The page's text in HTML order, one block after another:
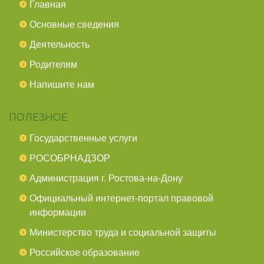
Главная
Основные сведения
Деятельность
Родителям
Напишите нам
ПОЛЕЗНОЕ
Государственные услуги
РОСОБРНАДЗОР
Администрация г. Ростова-на-Дону
Официальный интернет-портал правовой
информации
Министерство труда и социальной защиты
Российское образование